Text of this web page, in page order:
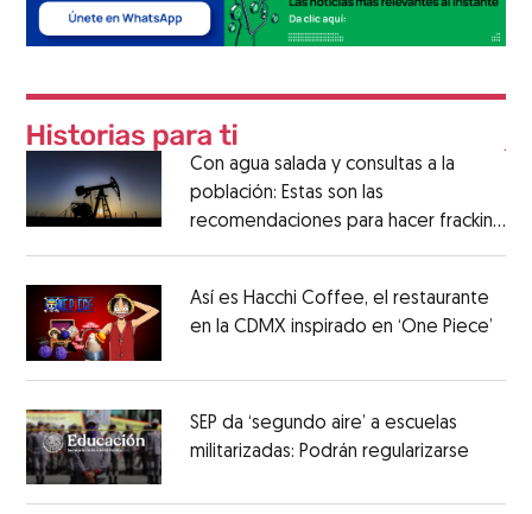
Con agua salada y consultas a la
población: Estas son las
recomendaciones para hacer fracking
en México
Así es Hacchi Coffee, el restaurante
en la CDMX inspirado en ‘One Piece’
SEP da ‘segundo aire’ a escuelas
militarizadas: Podrán regularizarse